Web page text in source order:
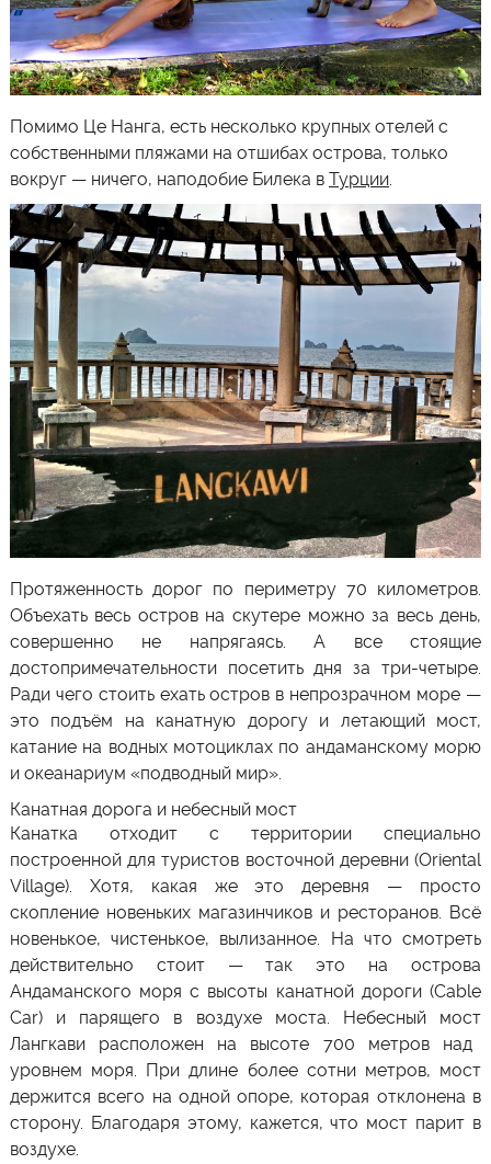
Помимо Це Нанга, есть несколько крупных отелей с
собственными пляжами на отшибах острова, только
вокруг — ничего, наподобие Билека в Турции.
Протяженность дорог по периметру 70 километров.
Объехать весь остров на скутере можно за весь день,
совершенно не напрягаясь. А все стоящие
достопримечательности посетить дня за три-четыре.
Ради чего стоить ехать остров в непрозрачном море —
это подъём на канатную дорогу и летающий мост,
катание на водных мотоциклах по андаманскому морю
и океанариум «подводный мир».
Канатная дорога и небесный мост
Канатка отходит с территории специально
построенной для туристов восточной деревни (Oriental
Village). Хотя, какая же это деревня — просто
скопление новеньких магазинчиков и ресторанов. Всё
новенькое, чистенькое, вылизанное. На что смотреть
действительно стоит — так это на острова
Андаманского моря с высоты канатной дороги (Cable
Car)и парящего в воздухе моста. Небесный мост
Лангкави расположен на высоте 700 метров над
уровнем моря. При длине более сотни метров, мост
держится всего на одной опоре, которая отклонена в
сторону. Благодаря этому, кажется, что мост парит в
воздухе.